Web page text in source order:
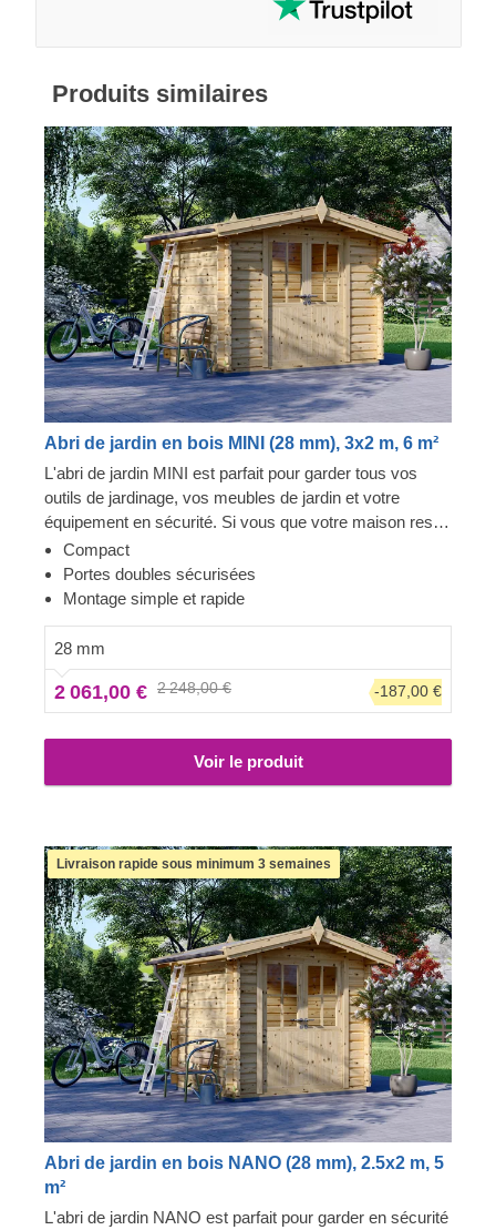
Produits similaires
Abri de jardin en bois MINI (28 mm), 3x2 m, 6 m²
L'abri de jardin MINI est parfait pour garder tous vos
outils de jardinage, vos meubles de jardin et votre
équipement en sécurité. Si vous que votre maison reste
épurée, il n'y a pas de meilleur moyen de désencombrer
que de mettre les objets moins utilisés dans un abri juste
à l'extérieur. Ce modèle à la fois pratique et élégant peut
Compact
Portes doubles sécurisées
Montage simple et rapide
28 mm
2 061,00 € 2 248,00 € -187,00 €
Voir le produit
Livraison rapide sous minimum 3 semaines
Abri de jardin en bois NANO (28 mm), 2.5x2 m, 5
m²
L'abri de jardin NANO est parfait pour garder en sécurité